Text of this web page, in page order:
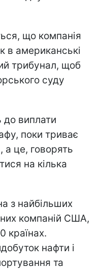
що компанія
в американські
трибунал, щоб
суду
до виплати
поки триває
це, говорять
на кілька
з найбільших
компаній США,
країнах.
нафти і
та